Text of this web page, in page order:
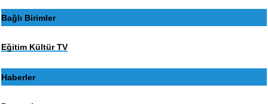
Bağlı Birimler
Eğitim Kültür TV
Haberler